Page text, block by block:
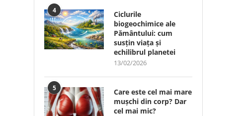
4
Ciclurile
biogeochimice ale
Pământului: cum
susțin viața și
echilibrul planetei
13/02/2026
5
Care este cel mai mare
mușchi din corp? Dar
cel mai mic?